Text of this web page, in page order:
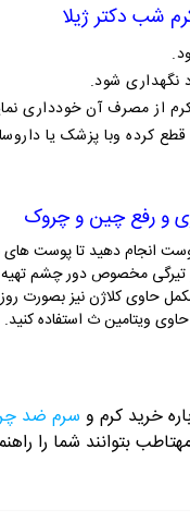
شب دکتر ژیلا
از مصرف آن خودداری
کرده وبا پزشک یا
و رفع چین و چروک
چشم تهیه نمائید و روزانه 1 تا 2
نیز بصورت روزانه و یک دوره 3-4
ویتامین ث استفاده کنید.
خرید کرم و سرم ضد
بتوانند شما را